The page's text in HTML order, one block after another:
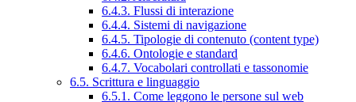
6.4.3. Flussi di interazione
6.4.4. Sistemi di navigazione
6.4.5. Tipologie di contenuto (content type)
6.4.6. Ontologie e standard
6.4.7. Vocabolari controllati e tassonomie
6.5. Scrittura e linguaggio
6.5.1. Come leggono le persone sul web